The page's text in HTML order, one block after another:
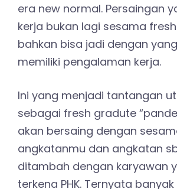
era new normal. Persaingan
kerja bukan lagi sesama
bahkan bisa jadi dengan
memiliki pengalaman kerja.
Ini yang menjadi tantangan
sebagai fresh gradute
akan bersaing dengan
angkatanmu dan angkatan
ditambah dengan karyawan
terkena PHK. Ternyata